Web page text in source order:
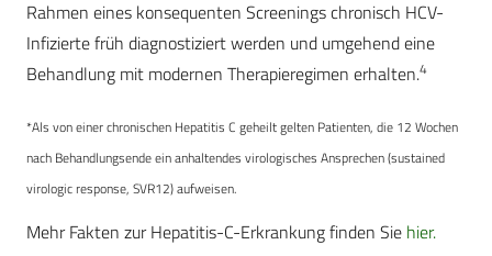
Rahmen eines konsequenten Screenings chronisch HCV-
Infizierte früh diagnostiziert werden und umgehend eine
Behandlung mit modernen Therapieregimen erhalten.4
*Als von einer chronischen Hepatitis C geheilt gelten Patienten, die 12 Wochen
nach Behandlungsende ein anhaltendes virologisches Ansprechen (sustained
virologic response, SVR12) aufweisen.
Mehr Fakten zur Hepatitis-C-Erkrankung finden Sie hier.